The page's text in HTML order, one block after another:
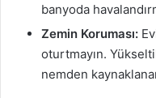
banyoda
Zemin Koruması:
oturtmayın.
nemden